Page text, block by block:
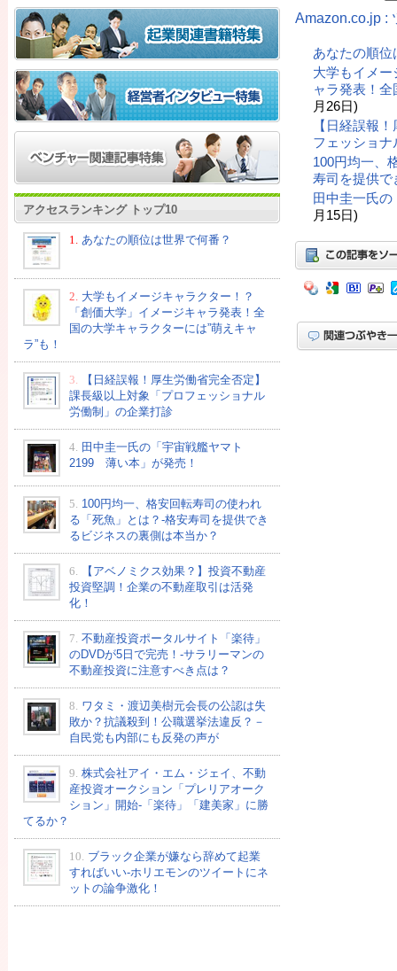
アクセスランキング トップ10
1. あなたの順位は世界で何番？
2. 大学もイメージキャラクター！？
「創価大学」イメージキャラ発表！全
国の大学キャラクターには”萌えキャ
ラ”も！
3.
【日経誤報！厚生労働省完全否定】
課長級以上対象「プロフェッショナル
労働制」の企業打診
4. 田中圭一氏の「宇宙戦艦ヤマト
2199 薄い本」が発売！
5. 100円均一、格安回転寿司の使われ
る「死魚」とは？-格安寿司を提供でき
るビジネスの裏側は本当か？
6.
【アベノミクス効果？】投資不動産
投資堅調！企業の不動産取引は活発
化！
7. 不動産投資ポータルサイト「楽待」
のDVDが5日で完売！-サラリーマンの
不動産投資に注意すべき点は？
8. ワタミ・渡辺美樹元会長の公認は失
敗か？抗議殺到！公職選挙法違反？－
自民党も内部にも反発の声が
9. 株式会社アイ・エム・ジェイ、不動
産投資オークション「プレリアオーク
ション」開始-「楽待」「建美家」に勝
てるか？
10. ブラック企業が嫌なら辞めて起業
すればいい-ホリエモンのツイートにネ
ットの論争激化！
Amazon.co.jp :
あなたの順位
大学もイメ
ャラ発表！全
月26日)
【日経誤報
フェッショ
100円均一、
寿司を提供で
田中圭一氏
月15日)